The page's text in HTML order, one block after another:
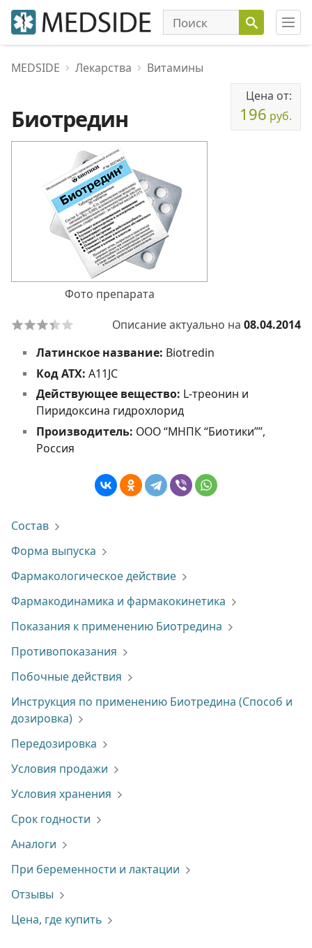
MEDSIDE Лекарства Витамины
Биотредин
Цена от:
196 руб.
Фото препарата
Описание актуально на 08.04.2014
Латинское название: Biotredin
Код АТХ: A11JC
Действующее вещество: L-треонин и
Пиридоксина гидрохлорид
Производитель: ООО “МНПК “Биотики””,
Россия
Состав
Форма выпуска
Фармакологическое действие
Фармакодинамика и фармакокинетика
Показания к применению Биотредина
Противопоказания
Побочные действия
Инструкция по применению Биотредина (Способ и
дозировка)
Передозировка
Условия продажи
Условия хранения
Срок годности
Аналоги
При беременности и лактации
Отзывы
Цена, где купить